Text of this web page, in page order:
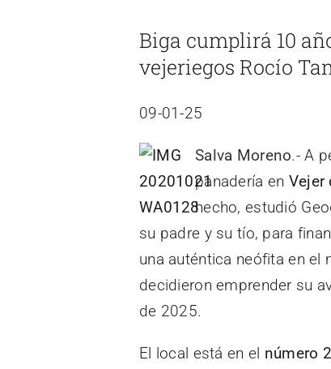
más
grande
Biga cumplirá 10
vejeriegos Rocío
09-01-25
Salva Moreno.- A
panadería en Vejer
hecho, estudió
su padre y su tío, para
una auténtica neófita en el
decidieron emprender su
de 2025.
El local está en el número